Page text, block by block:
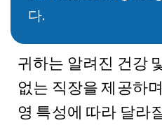
귀하는 알려진 건강
없는 직장을 제공하
영 특성에 따라 달라
다.